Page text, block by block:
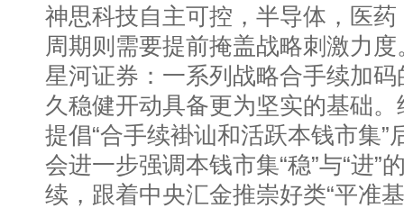
神思科技自主可控，半导体，医
周期则需要提前掩盖战略刺激力度
星河证券：一系列战略合手续加
久稳健开动具备更为坚实的基础
提倡“合手续褂讪和活跃本钱市集”
会进一步强调本钱市集“稳”与“进”
续，跟着中央汇金推崇好类“平准